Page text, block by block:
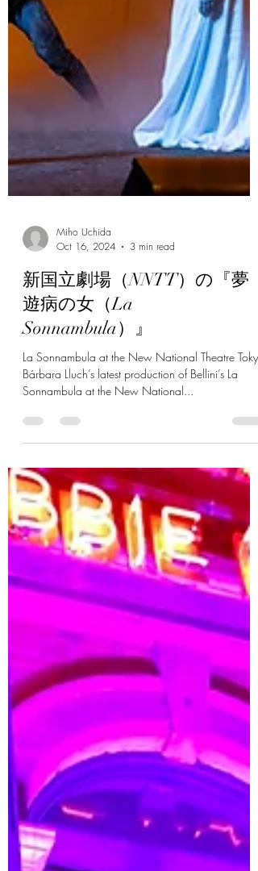
Miho Uchida
Oct 16, 2024
新国立劇場（NNTT）の『夢
遊病の女（La
Sonnambula）』
Bárbara Lluch’s latest production of Bellini’s La
Sonnambula at the New National...